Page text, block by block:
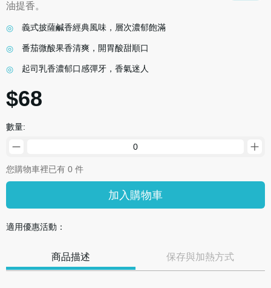
油提香。
義式披薩鹹香經典風味，層次濃郁飽滿
番茄微酸果香清爽，開胃酸甜順口
起司乳香濃郁口感彈牙，香氣迷人
$68
數量:
您購物車裡已有 0 件
加入購物車
適用優惠活動：
商品描述 保存與加熱方式